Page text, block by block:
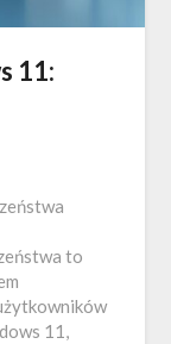
11:
to
11,